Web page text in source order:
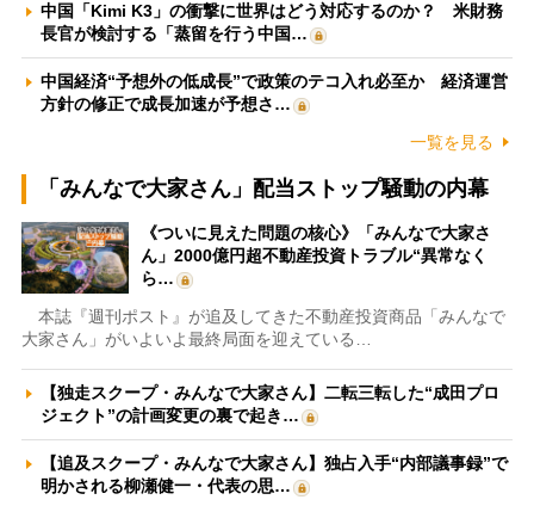
中国「Kimi K3」の衝撃に世界はどう対応するのか？ 米財務
長官が検討する「蒸留を行う中国…
中国経済“予想外の低成長”で政策のテコ入れ必至か 経済運営
方針の修正で成長加速が予想さ…
一覧を見る
「みんなで大家さん」配当ストップ騒動の内幕
《ついに見えた問題の核心》「みんなで大家さ
ん」2000億円超不動産投資トラブル“異常なく
ら…
本誌『週刊ポスト』が追及してきた不動産投資商品「みんなで
大家さん」がいよいよ最終局面を迎えている…
【独走スクープ・みんなで大家さん】二転三転した“成田プロ
ジェクト”の計画変更の裏で起き…
【追及スクープ・みんなで大家さん】独占入手“内部議事録”で
明かされる柳瀬健一・代表の思…